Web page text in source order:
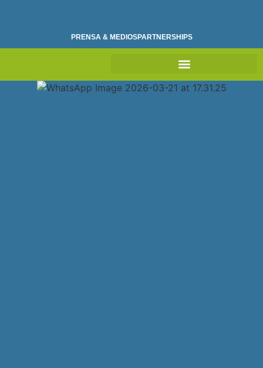
PRENSA & MEDIOSPARTNERSHIPS